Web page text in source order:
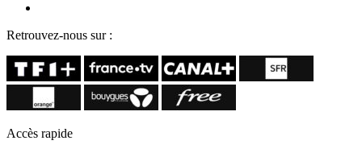
Retrouvez-nous sur :
Accès rapide